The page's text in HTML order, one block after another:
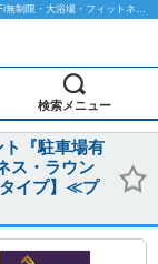
マンスリーリブマックス千葉中央ロイジェント『駐車場有（有料）・Wi-Fi無制限・大浴場・フィットネス・ラウンジ』■【ペット可・1R・28平米・チェア・Aタイプ】≪プレミアムシリーズ≫のマンスリーマンション物件詳細「グッドマンスリー」
検索メニュー
『駐車場有
ス・ラウン
イプ】≪プ